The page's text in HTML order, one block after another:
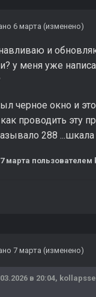
6 марта (изменено)
и
у меня уже
черное окно и
как проводить эту
288
7 марта
7 марта (изменено)
в 20:04,